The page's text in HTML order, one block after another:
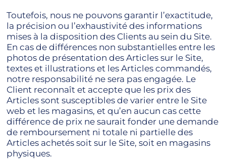
Toutefois, nous ne pouvons garantir l’exactitude,
la précision ou l’exhaustivité des informations
mises à la disposition des Clients au sein du Site.
En cas de différences non substantielles entre les
photos de présentation des Articles sur le Site,
textes et illustrations et les Articles commandés,
notre responsabilité ne sera pas engagée. Le
Client reconnaît et accepte que les prix des
Articles sont susceptibles de varier entre le Site
web et les magasins, et qu’en aucun cas cette
différence de prix ne saurait fonder une demande
de remboursement ni totale ni partielle des
Articles achetés soit sur le Site, soit en magasins
physiques.